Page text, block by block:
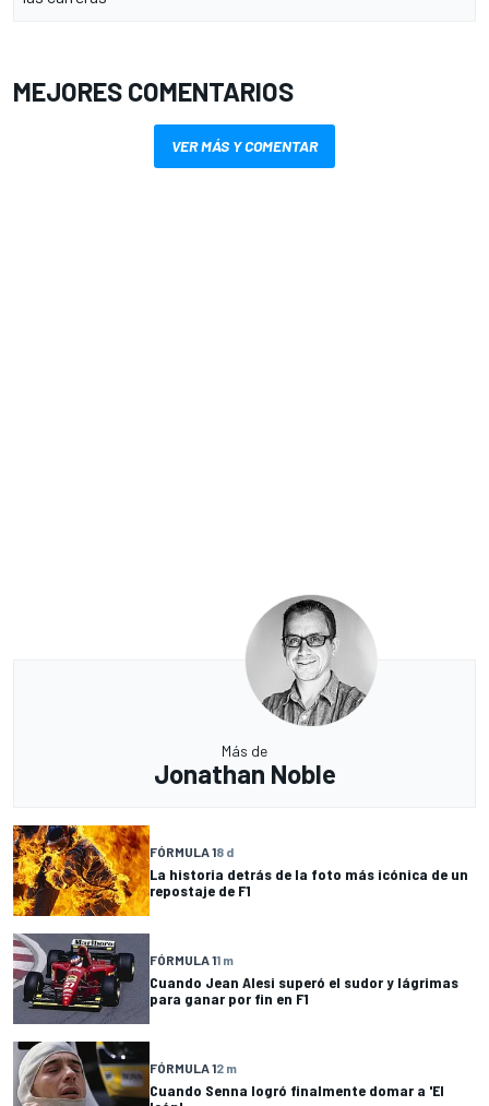
MEJORES COMENTARIOS
VER MÁS Y COMENTAR
Más de
Jonathan Noble
FÓRMULA 18 d
La historia detrás de la foto más icónica de un
repostaje de F1
FÓRMULA 11 m
Cuando Jean Alesi superó el sudor y lágrimas
para ganar por fin en F1
FÓRMULA 12 m
Cuando Senna logró finalmente domar a 'El